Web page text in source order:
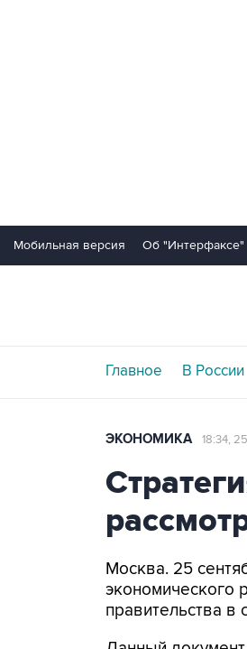
Мобильная версия Об "Интерфаксе"
Главное В России
ЭКОНОМИКА 18:34,
Москва. 25
экономического
правительства